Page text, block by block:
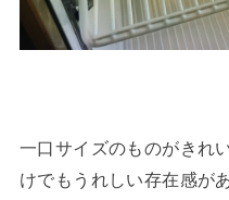
一口サイズのものがきれ
けでもうれしい存在感が